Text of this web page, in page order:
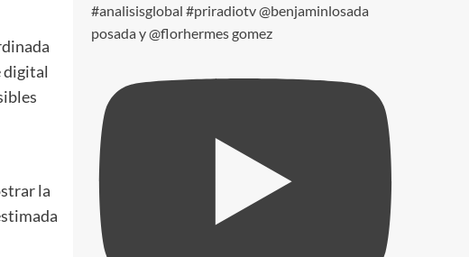
digital
la
#analisisglobal #priradiotv @benjaminlosada
posada y @florhermes gomez